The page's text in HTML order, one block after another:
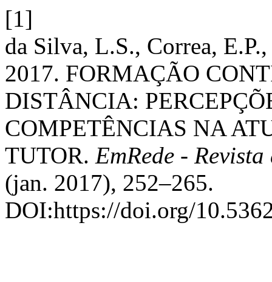
[1]
da Silva, L.S., Correa,
2017. FORMAÇÃO
DISTÂNCIA:
COMPETÊNCIAS NA
TUTOR. EmRede -
(jan. 2017), 252–265.
DOI:https://doi.org/